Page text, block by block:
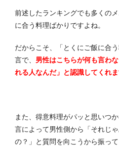
前述したランキングでも多くの
に合う料理ばかりですよね。
だからこそ、「とくにご飯に合
言で、 男性はこちらが何も言わ
れる人なんだ」と認識してくれ
また、得意料理がパッと思いつ
言によって男性側から「それじ
の？」と質問を向こうから振っ